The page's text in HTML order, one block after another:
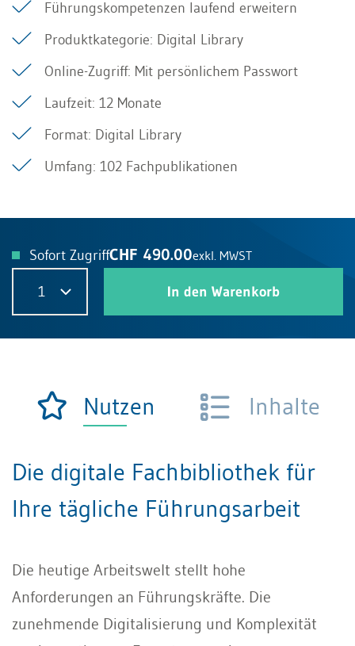
Führungskompetenzen laufend erweitern
Produktkategorie: Digital Library
Online-Zugriff: Mit persönlichem Passwort
Laufzeit: 12 Monate
Format: Digital Library
Umfang: 102 Fachpublikationen
Sofort ZugriffCHF 490.00exkl. MWST
1 In den Warenkorb
Nutzen Inhalte
Die digitale Fachbibliothek für
Ihre tägliche Führungsarbeit
Die heutige Arbeitswelt stellt hohe
Anforderungen an Führungskräfte. Die
zunehmende Digitalisierung und Komplexität